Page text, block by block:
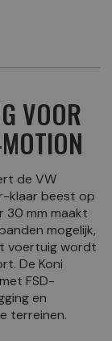
VOOR
de VW
klaar beest op
30 mm maakt
mogelijk,
voertuig wordt
De Koni
FSD-
en
terreinen.